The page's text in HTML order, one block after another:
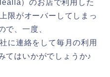
）のお店で利用した
限がオーバーしてしまっ
で、一度、
に連絡をして毎月の利用
てはいかがでしょうか♪